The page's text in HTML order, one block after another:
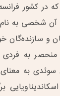
شخصی به
و
به فردی
سوئدی به